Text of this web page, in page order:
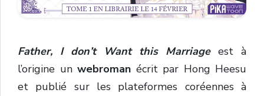
Father, I don’t Want this Marriage est à
l’origine un webroman écrit par Hong Heesu
et publié sur les plateformes coréennes à